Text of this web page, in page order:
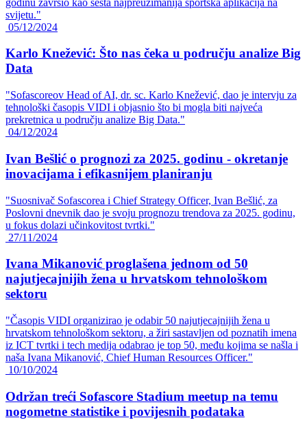
svijetu."
05/12/2024
Karlo Knežević: Što nas čeka u području analize Big
Data
"Sofascoreov Head of AI, dr. sc. Karlo Knežević, dao je intervju za
tehnološki časopis VIDI i objasnio što bi mogla biti najveća
prekretnica u području analize Big Data."
04/12/2024
Ivan Bešlić o prognozi za 2025. godinu - okretanje
inovacijama i efikasnijem planiranju
"Suosnivač Sofascorea i Chief Strategy Officer, Ivan Bešlić, za
Poslovni dnevnik dao je svoju prognozu trendova za 2025. godinu,
u fokus dolazi učinkovitost tvrtki."
27/11/2024
Ivana Mikanović proglašena jednom od 50
najutjecajnijih žena u hrvatskom tehnološkom
sektoru
"Časopis VIDI organizirao je odabir 50 najutjecajnijih žena u
hrvatskom tehnološkom sektoru, a žiri sastavljen od poznatih imena
iz ICT tvrtki i tech medija odabrao je top 50, među kojima se našla i
naša Ivana Mikanović, Chief Human Resources Officer."
10/10/2024
Održan treći Sofascore Stadium meetup na temu
nogometne statistike i povijesnih podataka